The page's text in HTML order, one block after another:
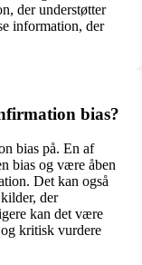
der understøtter
information, der
bias?
bias på. En af
bias og være åben
Det kan også
der
kan det være
kritisk vurdere